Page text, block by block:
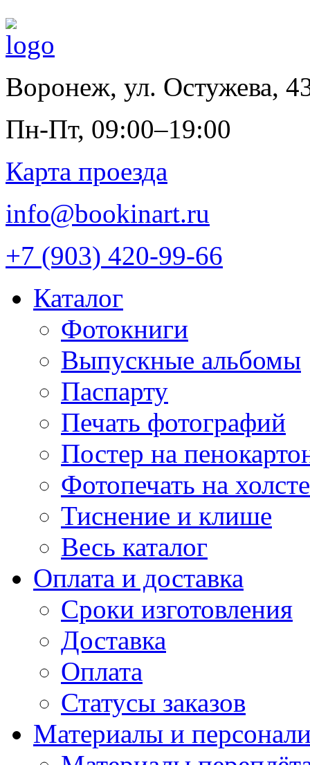
Воронеж, ул. Остужева,
Пн-Пт, 09:00–19:00
Карта проезда
info@bookinart.ru
+7 (903) 420-99-66
Каталог
Фотокниги
Выпускные альбомы
Паспарту
Печать фотографий
Постер на
Фотопечать на холсте
Тиснение и клише
Весь каталог
Оплата и доставка
Сроки изготовления
Доставка
Оплата
Статусы заказов
Материалы и